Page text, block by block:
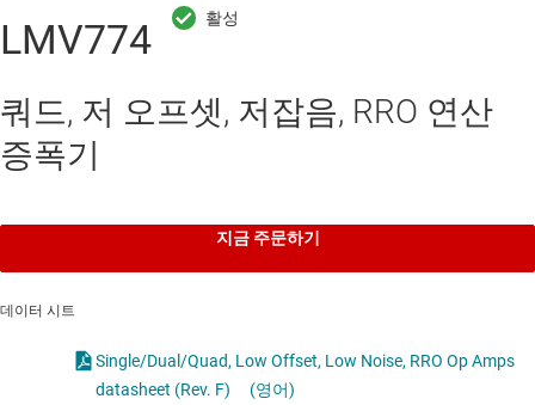
LMV774
쿼드, 저 오프셋, 저잡음, RRO 연산
증폭기
지금 주문하기
데이터 시트
Single/Dual/Quad, Low Offset, Low Noise, RRO Op Amps
datasheet (Rev. F)
(영어)